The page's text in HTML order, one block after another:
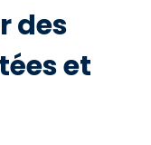
des
et